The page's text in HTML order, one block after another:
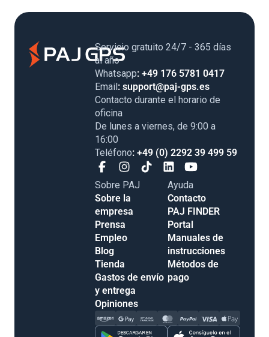
Servicio gratuito 24/7 - 365 días
al año
Whatsapp: +49 176 5781 0417
Email : support@paj-gps.es
Contacto durante el horario de
oficina
De lunes a viernes, de 9:00 a
16:00
Teléfono: +49 (0) 2292 39 499 59
Sobre PAJ
Sobre la
empresa
Prensa
Empleo
Blog
Tienda
Gastos de envío
y entrega
Opiniones
Ayuda
Contacto
PAJ FINDER
Portal
Manuales de
instrucciones
Métodos de
pago